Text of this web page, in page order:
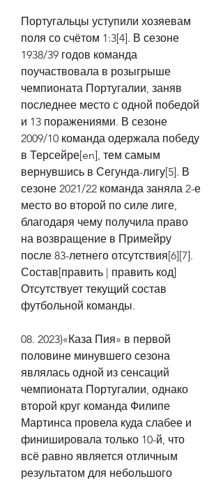
Португальцы уступили хозяевам
поля со счётом 1:3[4]. В сезоне
1938/39 годов команда
поучаствовала в розыгрыше
чемпионата Португалии, заняв
последнее место с одной победой
и 13 поражениями. В сезоне
2009/10 команда одержала победу
в Терсейре[en], тем самым
вернувшись в Сегунда-лигу[5]. В
сезоне 2021/22 команда заняла 2-е
место во второй по силе лиге,
благодаря чему получила право
на возвращение в Примейру
после 83-летнего отсутствия[6][7].
Состав[править | править код]
Отсутствует текущий состав
футбольной команды.
08. 2023)«Каза Пия» в первой
половине минувшего сезона
являлась одной из сенсаций
чемпионата Португалии, однако
второй круг команда Филипе
Мартинса провела куда слабее и
финишировала только 10-й, что
всё равно является отличным
результатом для небольшого